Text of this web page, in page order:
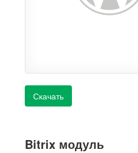
Скачать
Bitrix модуль